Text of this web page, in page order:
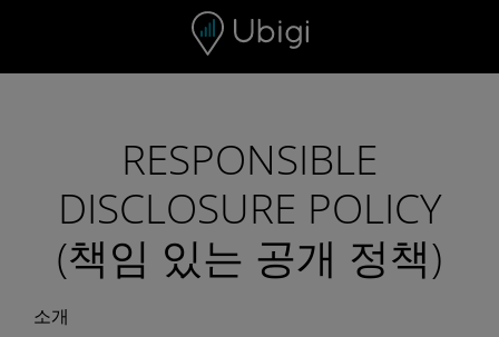
RESPONSIBLE
DISCLOSURE POLICY
(책임 있는 공개 정책)
소개